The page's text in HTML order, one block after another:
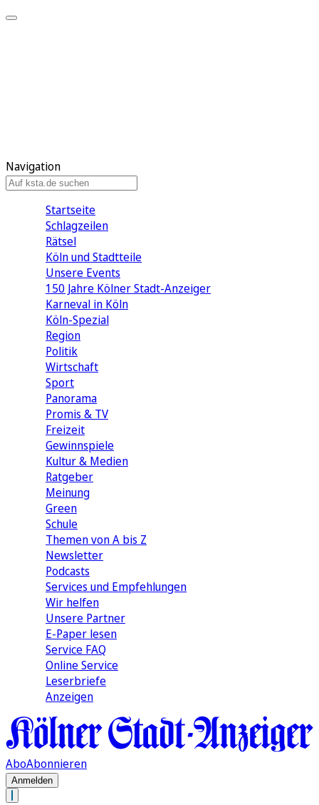
Navigation
Startseite
Schlagzeilen
Rätsel
Köln und Stadtteile
Unsere Events
150 Jahre Kölner Stadt-Anzeiger
Karneval in Köln
Köln-Spezial
Region
Politik
Wirtschaft
Sport
Panorama
Promis & TV
Freizeit
Gewinnspiele
Kultur & Medien
Ratgeber
Meinung
Green
Schule
Themen von A bis Z
Newsletter
Podcasts
Services und Empfehlungen
Wir helfen
Unsere Partner
E-Paper lesen
Service FAQ
Online Service
Leserbriefe
Anzeigen
AboAbonnieren
Anmelden